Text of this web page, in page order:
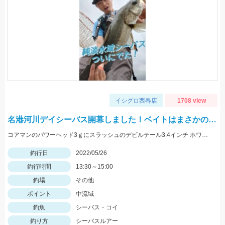
イシグロ西春店 1708 view
名港河川デイシーバス開幕しました！ベイトはまさかの…
コアマンのパワーヘッド3ｇにスラッシュのデビルテール3.4インチ ホワイトシルバーで釣れました！
釣行日
2022/05/26
釣行時間
13:30～15:00
釣場
その他
ポイント
中流域
釣魚
シーバス・コイ
釣り方
シーバスルアー